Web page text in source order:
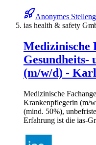
Anonymes
ias health & safety
Medizinische
Gesundheits-
(m/w/d) -
Medizinische
Krankenpflegerin (m/
(mind. 50%),
Erfahrung ist die ias-